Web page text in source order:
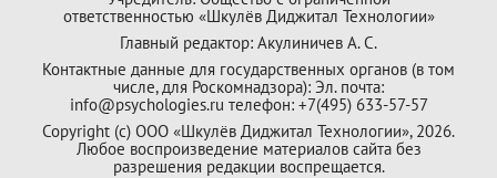
ответственностью «Шкулёв Диджитал Технологии»
Главный редактор: Акулиничев А. С.
Контактные данные для государственных органов (в том
числе, для Роскомнадзора): Эл. почта:
info@psychologies.ru телефон: +7(495) 633-57-57
Copyright (с) ООО «Шкулёв Диджитал Технологии», 2026.
Любое воспроизведение материалов сайта без
разрешения редакции воспрещается.